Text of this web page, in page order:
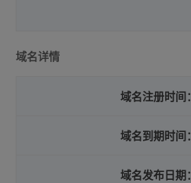
域名详情
域名注册时间：
域名到期时间：
域名发布日期：